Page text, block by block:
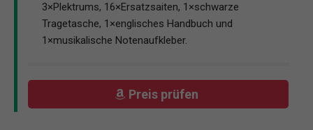
3×Plektrums, 16×Ersatzsaiten, 1×schwarze
Tragetasche, 1×englisches Handbuch und
1×musikalische Notenaufkleber.
Preis prüfen